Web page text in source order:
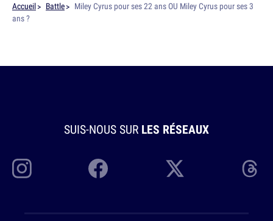
Accueil Battle
Miley Cyrus pour ses 22 ans OU Miley Cyrus pour ses 3
ans ?
SUIS-NOUS SUR LES RÉSEAUX